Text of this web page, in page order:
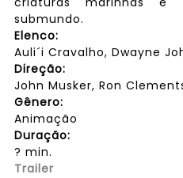
submundo.
Elenco:
Auli´i Cravalho, Dwayne
Direção:
John Musker, Ron
Gênero:
Animação
Duração:
? min.
Trailer